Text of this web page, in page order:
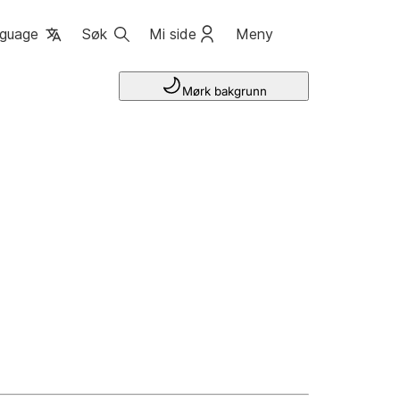
Søk Mi side Meny
Mørk bakgrunn